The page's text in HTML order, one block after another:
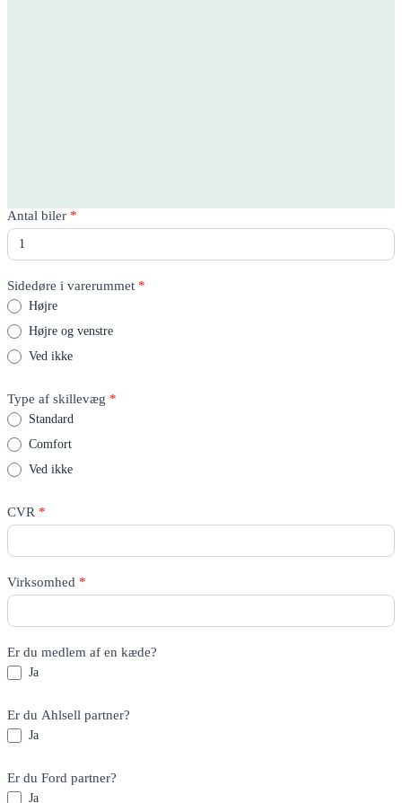
Rico
Quote
Product
page
Antal biler *
Sidedøre i varerummet *
Højre
Højre og venstre
Ved ikke
Type af skillevæg *
Standard
Comfort
Ved ikke
CVR *
Virksomhed *
Er du medlem af en kæde?
Ja
Er du Ahlsell partner?
Ja
Er du Ford partner?
Ja